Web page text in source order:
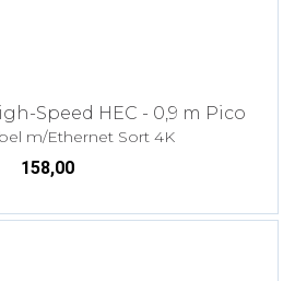
Speed HEC - 0,9 m Pico
m/Ethernet Sort 4K
158,00